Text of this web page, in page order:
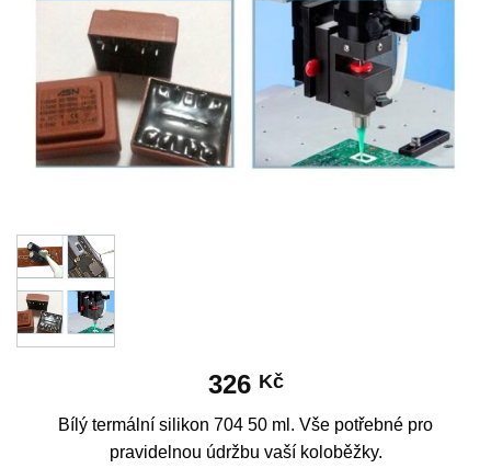
326 Kč
Bílý termální silikon 704 50 ml. Vše potřebné pro
pravidelnou údržbu vaší koloběžky.